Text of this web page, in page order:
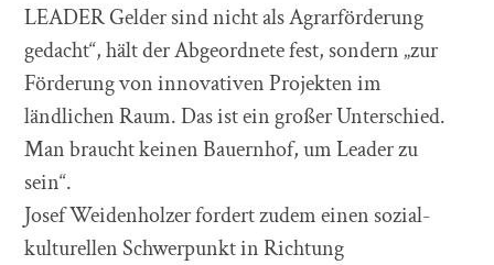
LEADER Gelder sind nicht als Agrarförderung
gedacht“, hält der Abgeordnete fest, sondern „zur
Förderung von innovativen Projekten im
ländlichen Raum. Das ist ein großer Unterschied.
Man braucht keinen Bauernhof, um Leader zu
sein“.
Josef Weidenholzer fordert zudem einen sozial-
kulturellen Schwerpunkt in Richtung